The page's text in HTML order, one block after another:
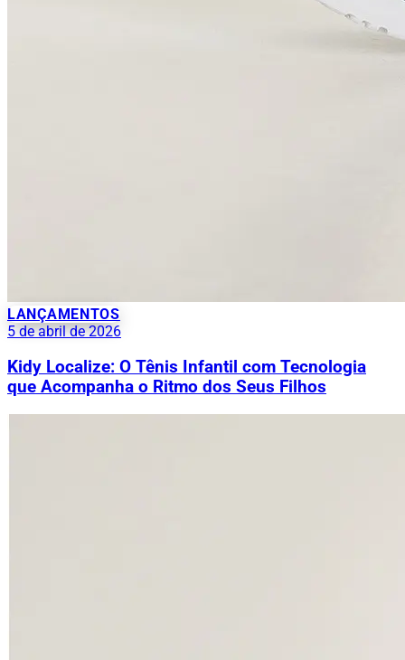
LANÇAMENTOS
5 de abril de 2026
Kidy Localize: O Tênis Infantil com Tecnologia
que Acompanha o Ritmo dos Seus Filhos